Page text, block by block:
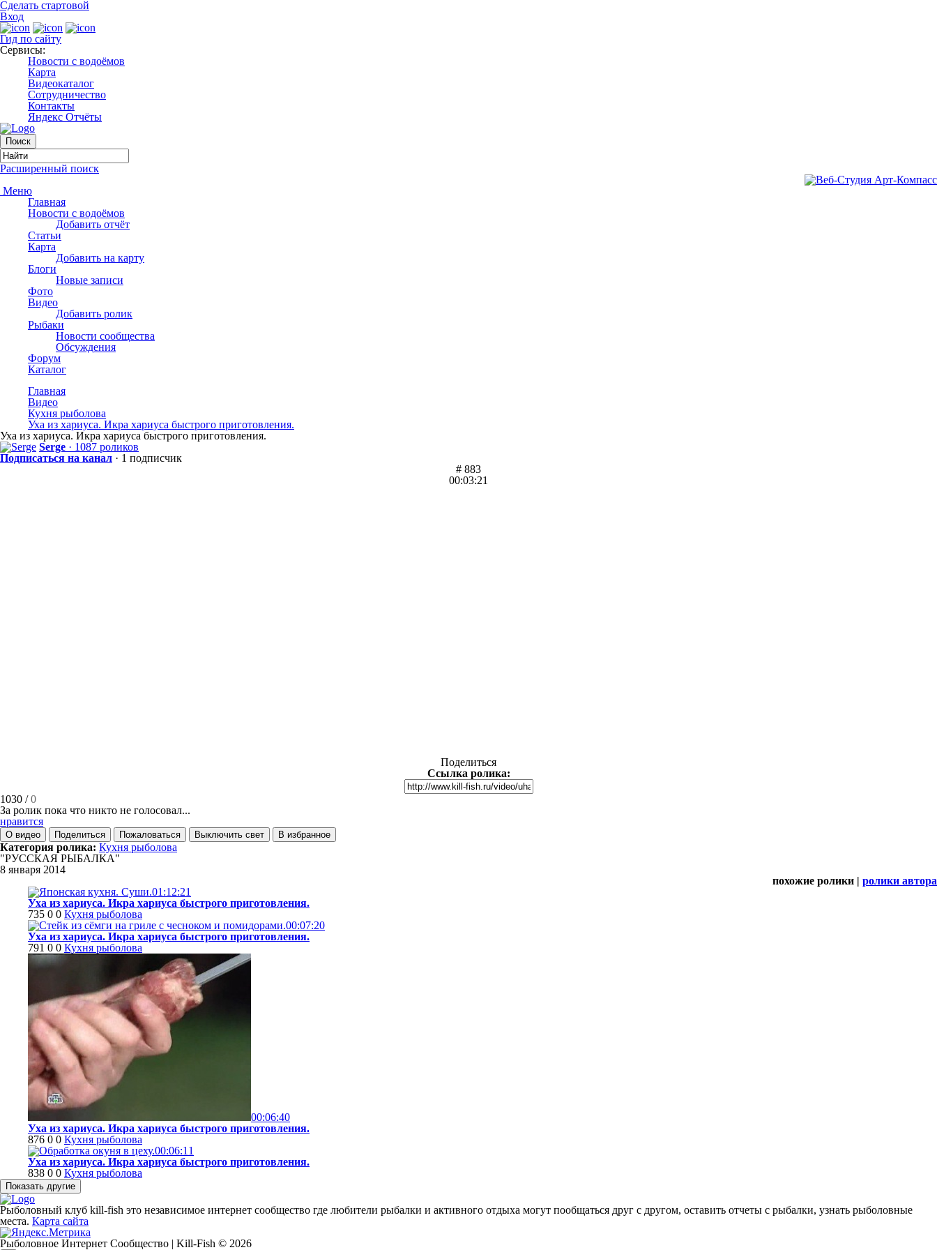
Сделать стартовой
Вход
Гид по сайту
Сервисы:
Новости с водоёмов
Карта
Видеокаталог
Сотрудничество
Контакты
Яндекс Отчёты
Расширенный поиск
Меню
Главная
Новости с водоёмов
Добавить отчёт
Статьи
Карта
Добавить на карту
Блоги
Новые записи
Фото
Видео
Добавить ролик
Рыбаки
Новости сообщества
Обсуждения
Форум
Каталог
Главная
Видео
Кухня рыболова
Уха из хариуса. Икра хариуса быстрого приготовления.
Уха из хариуса. Икра хариуса быстрого приготовления.
Serge · 1087 роликов
Подписаться на канал · 1 подписчик
# 883
00:03:21
Поделиться
Ссылка ролика:
1030 /0
За ролик пока что никто не голосовал...
нравится
О видео Поделиться Пожаловаться Выключить свет В избранное
Категория ролика: Кухня рыболова
"РУССКАЯ РЫБАЛКА"
8 января 2014
похожие ролики | ролики автора
01:12:21
Уха из хариуса. Икра хариуса быстрого приготовления.
735 0 0 Кухня рыболова
00:07:20
Уха из хариуса. Икра хариуса быстрого приготовления.
791 0 0 Кухня рыболова
00:06:40
Уха из хариуса. Икра хариуса быстрого приготовления.
876 0 0 Кухня рыболова
00:06:11
Уха из хариуса. Икра хариуса быстрого приготовления.
838 0 0 Кухня рыболова
Рыболовный клуб kill-fish это независимое интернет сообщество где любители рыбалки и активного отдыха могут пообщаться друг с другом, оставить отчеты с рыбалки, узнать рыболовные
места. Карта сайта
Рыболовное Интернет Сообщество | Kill-Fish © 2026